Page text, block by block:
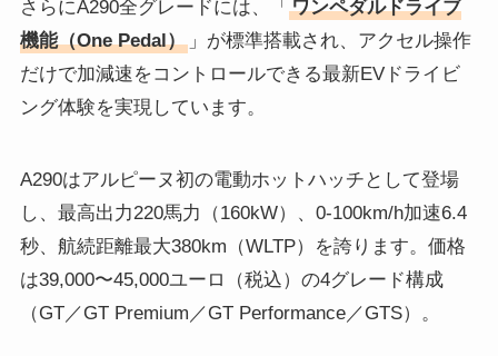
さらにA290全グレードには、「 ワンペダルドライブ
機能（One Pedal）」が標準搭載され、アクセル操作
だけで加減速をコントロールできる最新EVドライビ
ング体験を実現しています。
A290はアルピーヌ初の電動ホットハッチとして登場
し、最高出力220馬力（160kW）、0-100km/h加速6.4
秒、航続距離最大380km（WLTP）を誇ります。価格
は39,000〜45,000ユーロ（税込）の4グレード構成
（GT／GT Premium／GT Performance／GTS）。